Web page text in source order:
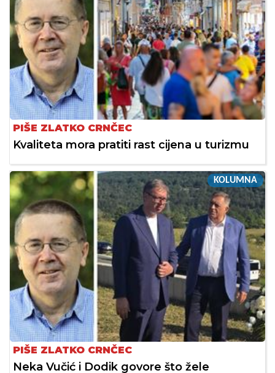
PIŠE ZLATKO CRNČEC
Kvaliteta mora pratiti rast cijena u turizmu
KOLUMNA
PIŠE ZLATKO CRNČEC
Neka Vučić i Dodik govore što žele